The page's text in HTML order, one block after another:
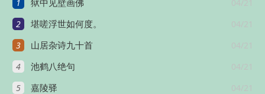
1 04/21
狱中见壁画佛
2 04/21
堪嗟浮世如何度。
3 04/21
山居杂诗九十首
4 04/21
池鹤八绝句
5 04/21
嘉陵驿